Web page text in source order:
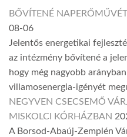
BŐVÍTENÉ
08-06
Jelentős energetikai
az intézmény bővítené a
hogy még nagyobb
villamosenergia-igényét
NEGYVEN CSECSEMŐ
MISKOLCI KÓRHÁZBAN
A Borsod-Abaúj-Zemplén